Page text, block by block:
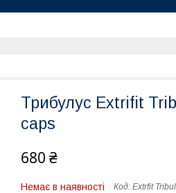
Трибулус Extrifit
caps
680 ₴
Немає в наявності Код: Extrfit